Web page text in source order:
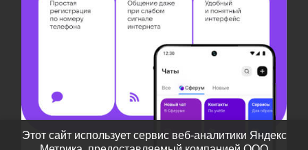
Этот сайт использует сервис веб-аналитики Яндекс